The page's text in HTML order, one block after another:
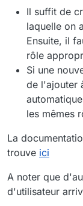
Il suffit de
laquelle on
Ensuite, il
rôle
Si une
de l'ajouter
les mêmes
La
trouve ici
A noter que
d'utilisateur